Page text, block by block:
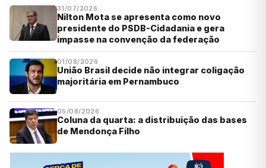
31/07/2026
Nilton Mota se apresenta como novo
presidente do PSDB-Cidadania e gera
impasse na convenção da federação
01/08/2026
União Brasil decide não integrar coligação
majoritária em Pernambuco
05/08/2026
Coluna da quarta: a distribuição das bases
de Mendonça Filho